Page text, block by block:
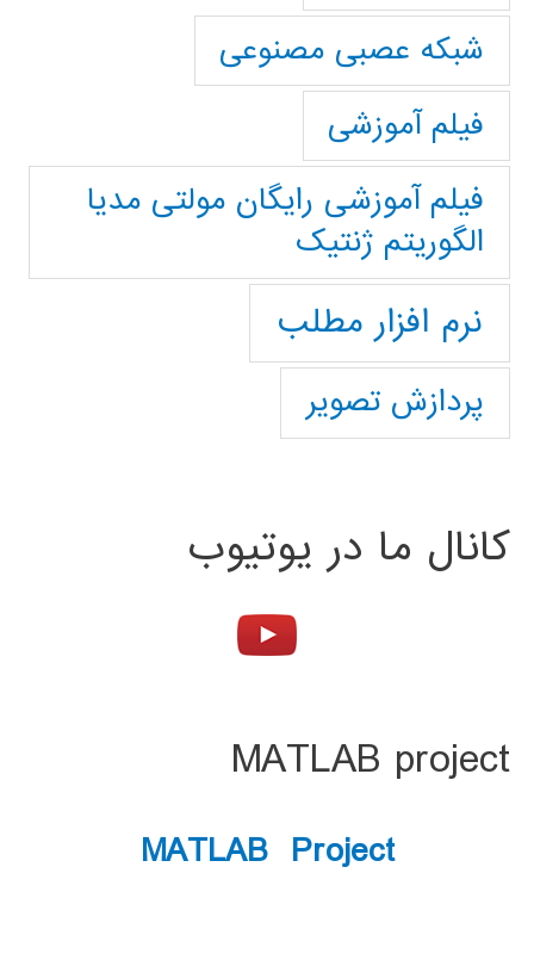
شبکه عصبی مصنوعی
فیلم آموزشی
فیلم آموزشی رایگان مولتی مدیا
الگوریتم ژنتیک
نرم افزار مطلب
پردازش تصویر
کانال ما در یوتیوب
MATLAB project
MATLAB Project